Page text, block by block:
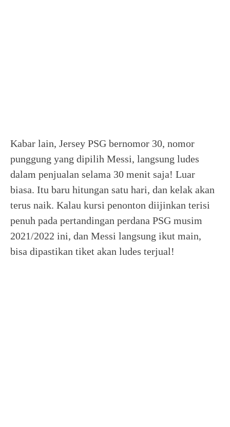
Kabar lain, Jersey PSG bernomor 30, nomor
punggung yang dipilih Messi, langsung ludes
dalam penjualan selama 30 menit saja! Luar
biasa. Itu baru hitungan satu hari, dan kelak akan
terus naik. Kalau kursi penonton diijinkan terisi
penuh pada pertandingan perdana PSG musim
2021/2022 ini, dan Messi langsung ikut main,
bisa dipastikan tiket akan ludes terjual!